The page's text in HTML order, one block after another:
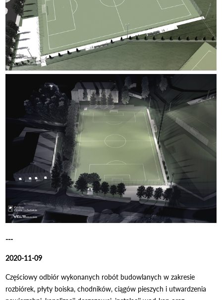
---
2020-11-09
Częściowy odbiór wykonanych robót budowlanych w zakresie
rozbiórek, płyty boiska, chodników, ciągów pieszych i utwardzenia